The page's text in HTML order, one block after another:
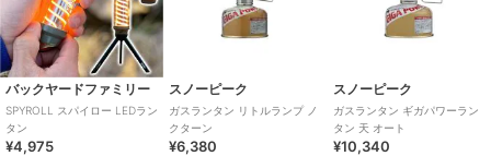
バックヤードファミリー
SPYROLL スパイロー LEDラン
タン
¥4,975
スノーピーク
ガスランタン リトルランプ ノ
クターン
¥6,380
スノーピーク
ガスランタン ギガパワーラン
タン 天 オート
¥10,340